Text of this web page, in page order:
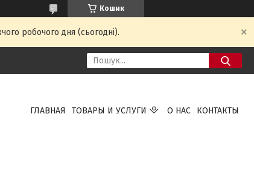
Кошик
робочого дня (сьогодні).
ГЛАВНАЯ ТОВАРЫ И УСЛУГИ О НАС КОНТАКТЫ